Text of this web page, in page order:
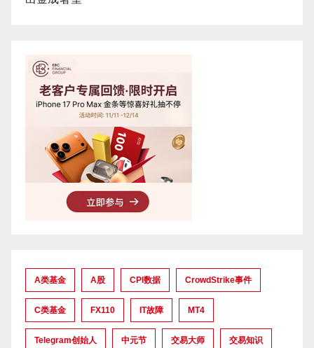
A类基金 A股 CPI数据 CrowdStrike事件
C类基金 FX110 IT故障 MT4
Telegram创始人 中元节 交易大师 交易知识